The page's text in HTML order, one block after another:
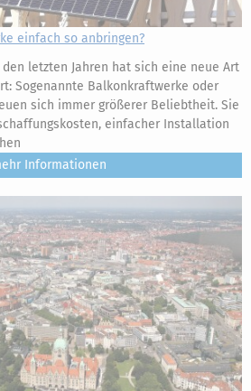
einfach so anbringen?
den letzten Jahren hat sich eine neue Art
Sogenannte Balkonkraftwerke oder
sich immer größerer Beliebtheit. Sie
einfacher Installation